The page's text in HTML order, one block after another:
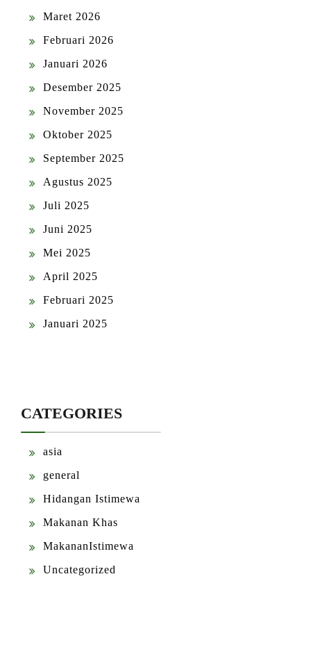
Maret 2026
Februari 2026
Januari 2026
Desember 2025
November 2025
Oktober 2025
September 2025
Agustus 2025
Juli 2025
Juni 2025
Mei 2025
April 2025
Februari 2025
Januari 2025
CATEGORIES
asia
general
Hidangan Istimewa
Makanan Khas
MakananIstimewa
Uncategorized